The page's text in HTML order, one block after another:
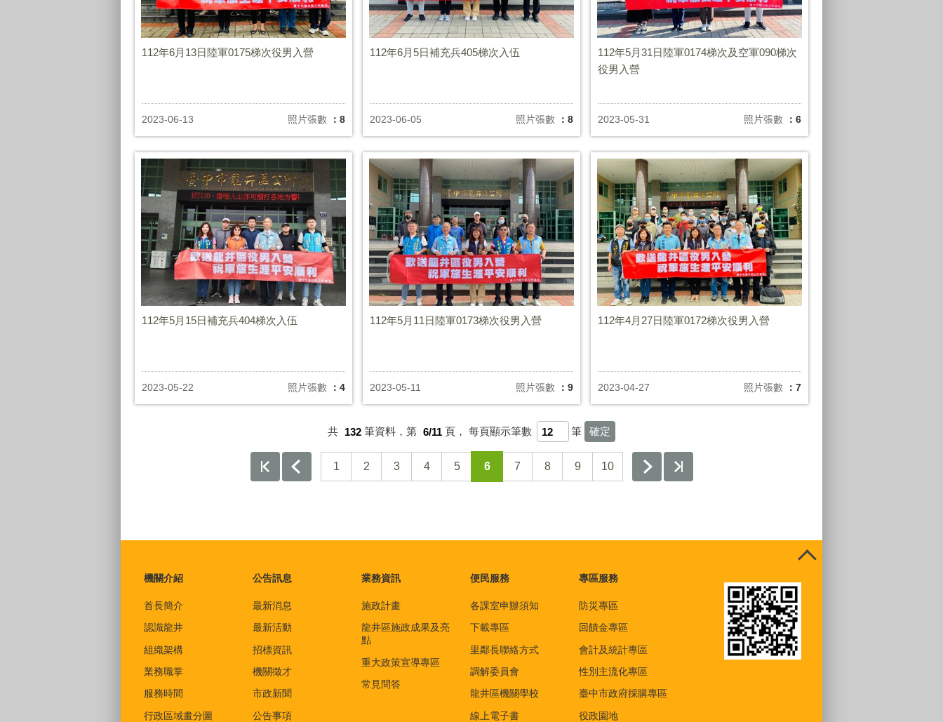
112年6月13日陸軍0175梯次役男入營
2023-06-13 照片張數 ：8
112年6月5日補充兵405梯次入伍
2023-06-05 照片張數 ：8
112年5月31日陸軍0174梯次及空軍090梯次
役男入營
2023-05-31 照片張數 ：6
112年5月15日補充兵404梯次入伍
2023-05-22 照片張數 ：4
112年5月11日陸軍0173梯次役男入營
2023-05-11 照片張數 ：9
112年4月27日陸軍0172梯次役男入營
2023-04-27 照片張數 ：7
共 132 筆資料，第 6/11 頁， 每頁顯示筆數 筆
1 2 3 4 5 6 7 8 9 10
機關介紹
首長簡介
認識龍井
組織架構
業務職掌
服務時間
行政區域畫分圖
公告訊息
最新消息
最新活動
招標資訊
機關徵才
市政新聞
公告事項
業務資訊
施政計畫
龍井區施政成果及亮
點
重大政策宣導專區
常見問答
便民服務
各課室申辦須知
下載專區
里鄰長聯絡方式
調解委員會
龍井區機關學校
線上電子書
專區服務
防災專區
回饋金專區
會計及統計專區
性別主流化專區
臺中市政府採購專區
役政園地